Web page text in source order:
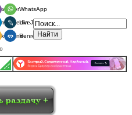
X ViberWhatsApp
EvernoteLinkedInLiveJournal
PocketQzoneRenren
Weibo